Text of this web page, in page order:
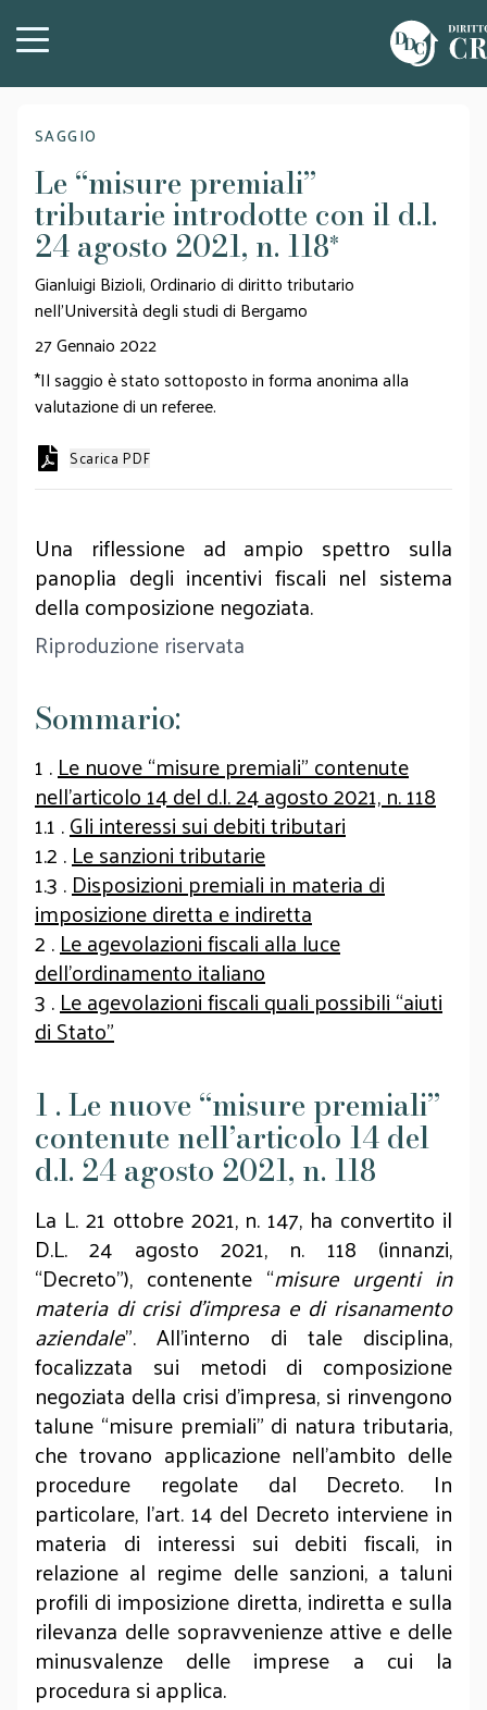
SAGGIO
Le “misure premiali”
tributarie introdotte con il d.l.
24 agosto 2021, n. 118*
Gianluigi Bizioli, Ordinario di diritto tributario
nell’Università degli studi di Bergamo
27 Gennaio 2022
*Il saggio è stato sottoposto in forma anonima alla
valutazione di un referee.
Scarica PDF
Una riflessione ad ampio spettro sulla
panoplia degli incentivi fiscali nel sistema
della composizione negoziata.
Riproduzione riservata
Sommario:
1 .Le nuove “misure premiali” contenute
nell’articolo 14 del d.l. 24 agosto 2021, n. 118
1.1 .Gli interessi sui debiti tributari
1.2 .Le sanzioni tributarie
1.3 .Disposizioni premiali in materia di
imposizione diretta e indiretta
2 .Le agevolazioni fiscali alla luce
dell’ordinamento italiano
3 .Le agevolazioni fiscali quali possibili “aiuti
di Stato”
1 . Le nuove “misure premiali”
contenute nell’articolo 14 del
d.l. 24 agosto 2021, n. 118
La L. 21 ottobre 2021, n. 147, ha convertito il
D.L. 24 agosto 2021, n. 118 (innanzi,
“Decreto”), contenente “misure urgenti in
materia di crisi d’impresa e di risanamento
aziendale”. All’interno di tale disciplina,
focalizzata sui metodi di composizione
negoziata della crisi d’impresa, si rinvengono
talune “misure premiali” di natura tributaria,
che trovano applicazione nell’ambito delle
procedure regolate dal Decreto. In
particolare, l’art. 14 del Decreto interviene in
materia di interessi sui debiti fiscali, in
relazione al regime delle sanzioni, a taluni
profili di imposizione diretta, indiretta e sulla
rilevanza delle sopravvenienze attive e delle
minusvalenze delle imprese a cui la
procedura si applica.